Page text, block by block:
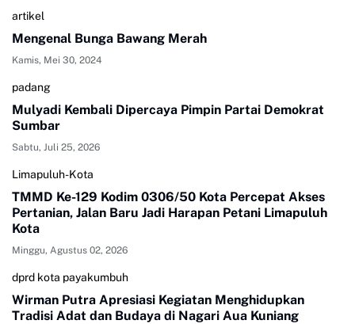
artikel
Mengenal Bunga Bawang Merah
Kamis, Mei 30, 2024
padang
Mulyadi Kembali Dipercaya Pimpin Partai Demokrat
Sumbar
Sabtu, Juli 25, 2026
Limapuluh-Kota
TMMD Ke-129 Kodim 0306/50 Kota Percepat Akses
Pertanian, Jalan Baru Jadi Harapan Petani Limapuluh
Kota
Minggu, Agustus 02, 2026
dprd kota payakumbuh
Wirman Putra Apresiasi Kegiatan Menghidupkan
Tradisi Adat dan Budaya di Nagari Aua Kuniang